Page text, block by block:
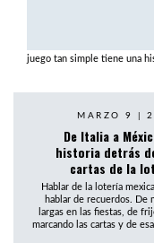
juego tan simple tiene una
MARZO 9 |
De Italia a
historia detrás
cartas de la
Hablar de la lotería
hablar de recuerdos. De
largas en las fiestas, de
marcando las cartas y de